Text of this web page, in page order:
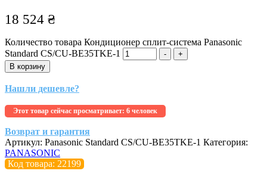
18 524 ₴
Количество товара Кондиционер сплит-система Panasonic
Standard CS/CU-BE35TKE-1
-
+
В корзину
Нашли дешевле?
Этот товар сейчас просматривает: 6 человек
Возврат и гарантия
Артикул: Panasonic Standard CS/CU-BE35TKE-1 Категория:
PANASONIC
Код товара: 22199